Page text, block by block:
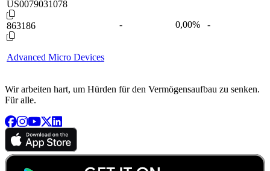
US0079031078
863186
Advanced Micro Devices
- 0,00% -
Wir arbeiten hart, um Hürden für den Vermögensaufbau zu senken.
Für alle.